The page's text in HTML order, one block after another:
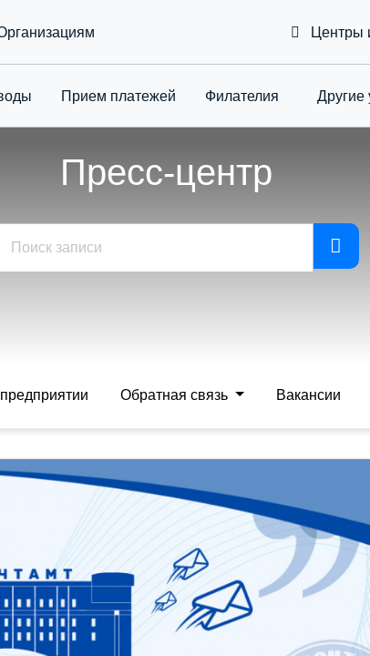
Приeм платежей Филателия
Toggle
Другие
Центры
Пресс-центр
Обратная связь Вакансии